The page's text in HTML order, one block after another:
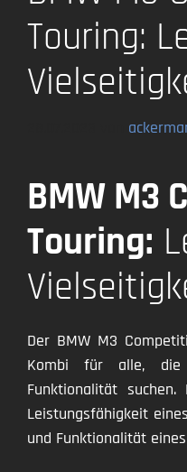
Touring:
BMW M3
Touring:
Der BMW M3
Kombi für alle, die
Funktionalität
Leistungsfähigkeit
und Funktionalität